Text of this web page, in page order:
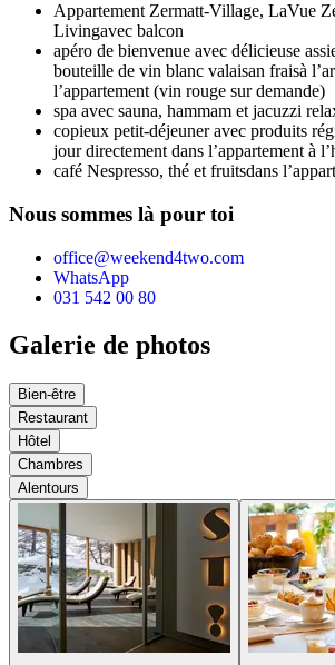
Appartement Zermatt-Village, LaVue
Livingavec balcon
apéro de bienvenue avec délicieuse
bouteille de vin blanc valaisan fraisà
l’appartement (vin rouge sur demande)
spa avec sauna, hammam et jacuzzi
copieux petit-déjeuner avec produits
jour directement dans l’appartement à
café Nespresso, thé et fruitsdans
Nous sommes là pour toi
office@weekend4two.com
WhatsApp
031 542 00 80
Galerie de photos
Bien-être
Restaurant
Hôtel
Chambres
Alentours